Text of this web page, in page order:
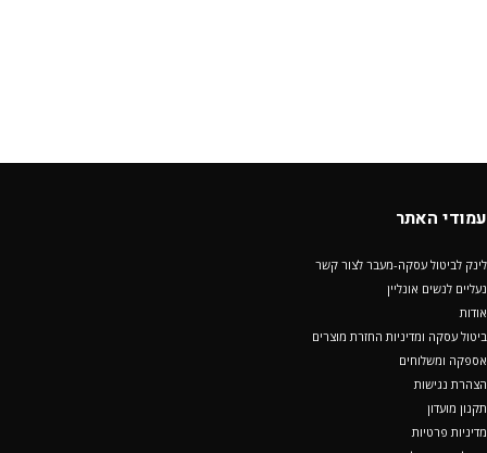
עמודי האתר
לינק לביטול עסקה-מעבר לצור קשר
נעליים לנשים אונליין
אודות
ביטול עסקה ומדיניות החזרת מוצרים
אספקה ומשלוחים
הצהרת נגישות
תקנון מועדון
מדיניות פרטיות